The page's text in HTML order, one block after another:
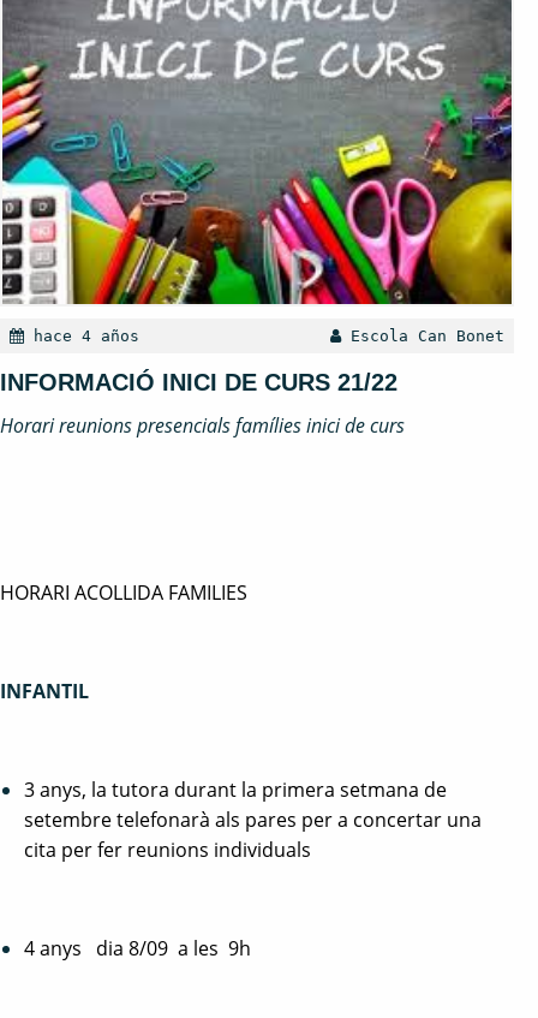
hace 4 años Escola Can Bonet
INFORMACIÓ INICI DE CURS 21/22
Horari reunions presencials famílies inici de curs
HORARI ACOLLIDA FAMILIES
INFANTIL
3 anys, la tutora durant la primera setmana de
setembre telefonarà als pares per a concertar una
cita per fer reunions individuals
4 anys dia 8/09 a les 9h